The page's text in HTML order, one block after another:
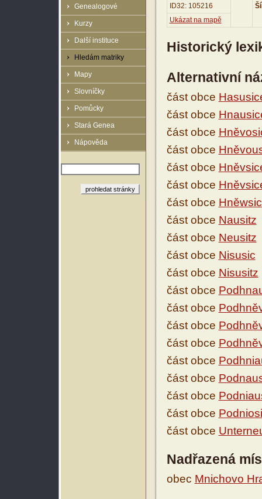
Genealogové
Kurzy
Další instituce
Hledám matriky
Mapy
Slovníčky
Pomůcky
Stará Genea
Nápověda
ID32: 105216
Ukázat na mapě
Historický
Alternativní
část obce
část obce
část obce
část obce
část obce
část obce
část obce
část obce Nausitz
část obce Neusitz
část obce Nisusic
část obce Nisusitz
část obce
část obce
část obce
část obce
část obce
část obce
část obce
část obce
část obce
Nadřazená
obec Mnichovo